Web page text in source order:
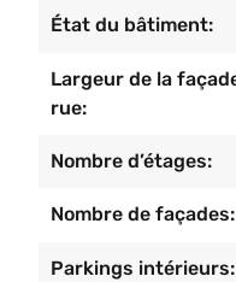
État du bâtiment:
Largeur de la
rue:
Nombre d’étages:
Nombre de façades:
Parkings intérieurs: